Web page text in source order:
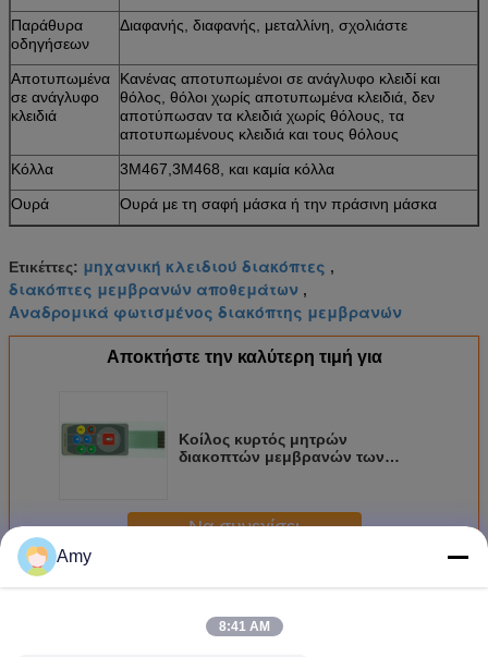
Παράθυρα
οδηγήσεων
Διαφανής, διαφανής, μεταλλίνη, σχολιάστε
Αποτυπωμένα
σε ανάγλυφο
κλειδιά
Κανένας αποτυπωμένοι σε ανάγλυφο κλειδί και
θόλος, θόλοι χωρίς αποτυπωμένα κλειδιά, δεν
αποτύπωσαν τα κλειδιά χωρίς θόλους, τα
αποτυπωμένους κλειδιά και τους θόλους
Κόλλα
3M467,3M468, και καμία κόλλα
Ουρά
Ουρά με τη σαφή μάσκα ή την πράσινη μάσκα
Ετικέττες: μηχανική κλειδιού διακόπτες ,
διακόπτες μεμβρανών αποθεμάτων ,
Αναδρομικά φωτισμένος διακόπτης μεμβρανών
Αποκτήστε την καλύτερη τιμή για
Κοίλος κυρτός μητρών
διακοπτών μεμβρανών των
0.05mm - 1mm
Να συνεχίσει
ΠερισσότεροιΔιακόπτης μεμβρανών οδηγήσεων
Amy
8:41 AM